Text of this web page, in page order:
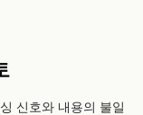
신호와 내용의 불일